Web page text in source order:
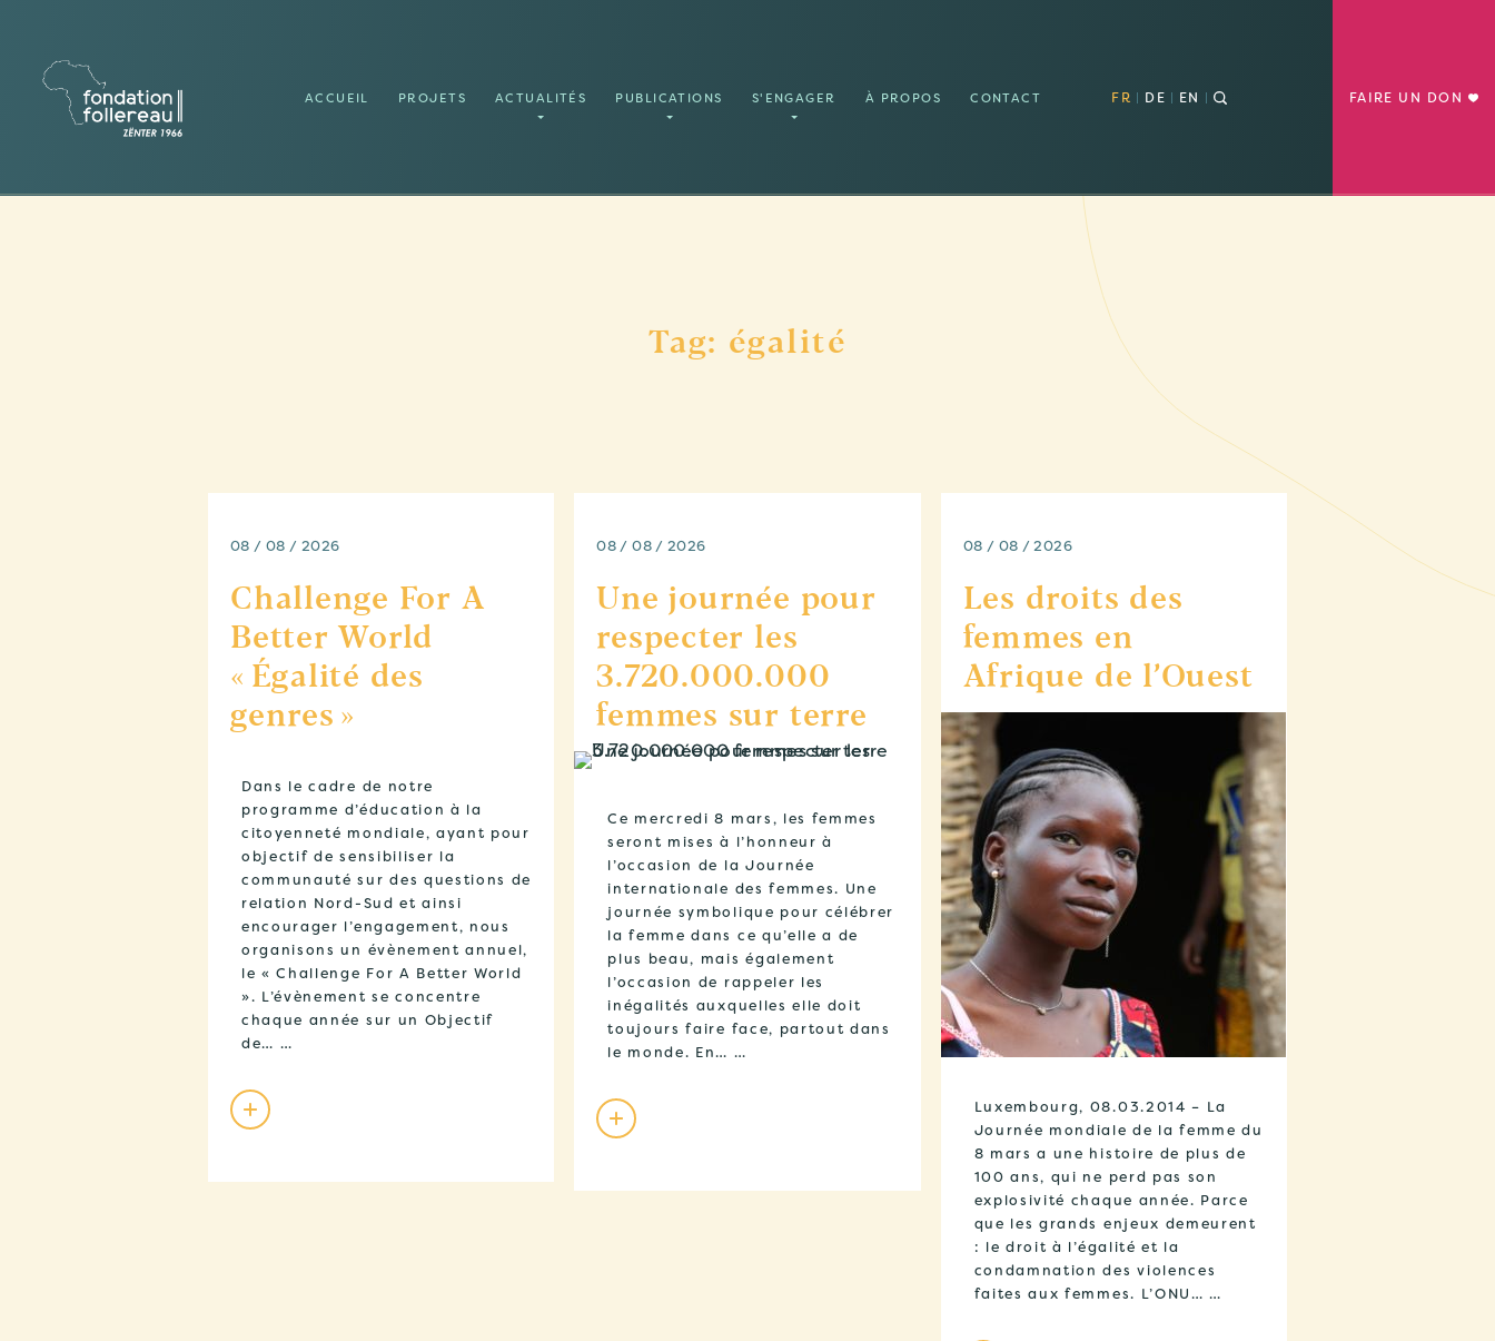
ACCUEIL PROJETS ACTUALITÉS PUBLICATIONS S'ENGAGER À PROPOS CONTACT FR DE EN FAIRE UN DON
Tag: égalité
08 / 08 / 2026
Challenge For A
Better World
« Égalité des
genres »
Dans le cadre de notre
programme d’éducation à la
citoyenneté mondiale, ayant pour
objectif de sensibiliser la
communauté sur des questions de
relation Nord-Sud et ainsi
encourager l’engagement, nous
organisons un évènement annuel,
le « Challenge For A Better World
». L’évènement se concentre
chaque année sur un Objectif
de… …
08 / 08 / 2026
Une journée pour
respecter les
3.720.000.000
femmes sur terre
Ce mercredi 8 mars, les femmes
seront mises à l’honneur à
l’occasion de la Journée
internationale des femmes. Une
journée symbolique pour célébrer
la femme dans ce qu’elle a de
plus beau, mais également
l’occasion de rappeler les
inégalités auxquelles elle doit
toujours faire face, partout dans
le monde. En… …
08 / 08 / 2026
Les droits des
femmes en
Afrique de l’Ouest
Luxembourg, 08.03.2014 – La
Journée mondiale de la femme du
8 mars a une histoire de plus de
100 ans, qui ne perd pas son
explosivité chaque année. Parce
que les grands enjeux demeurent
: le droit à l’égalité et la
condamnation des violences
faites aux femmes. L’ONU… …